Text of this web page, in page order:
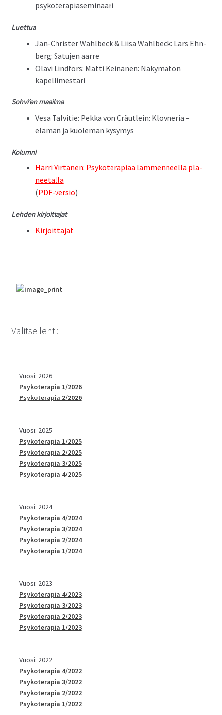
psykoterapiaseminaari
Luet­tua
Jan-Chris­ter Wahlbeck & Liisa Wahlbeck: Lars Ehn­
berg: Sat­u­jen aarre
Olavi Lind­fors: Mat­ti Keinä­nen: Näkymätön
kapellimestari
Sohvi’en maail­ma
Vesa Talvi­tie: Pekka von Cräut­lein: Klovne­r­ia –
elämän ja kuole­man kysymys
Kolum­ni
Har­ri Vir­ta­nen: Psykoter­api­aa läm­men­neel­lä pla­
nee­tal­la
(PDF-ver­sio)
Lehden kir­joit­ta­jat
Kir­joit­ta­jat
Valitse lehti:
Vuosi: 2026
Psykoterapia 1/2026
Psykoterapia 2/2026
Vuosi: 2025
Psykoterapia 1/2025
Psykoterapia 2/2025
Psykoterapia 3/2025
Psykoterapia 4/2025
Vuosi: 2024
Psykoterapia 4/2024
Psykoterapia 3/2024
Psykoterapia 2/2024
Psykoterapia 1/2024
Vuosi: 2023
Psykoterapia 4/2023
Psykoterapia 3/2023
Psykoterapia 2/2023
Psykoterapia 1/2023
Vuosi: 2022
Psykoterapia 4/2022
Psykoterapia 3/2022
Psykoterapia 2/2022
Psykoterapia 1/2022